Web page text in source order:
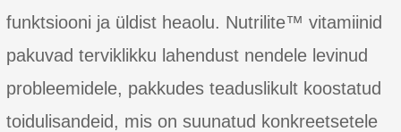
funktsiooni ja üldist heaolu. Nutrilite™ vitamiinid
pakuvad terviklikku lahendust nendele levinud
probleemidele, pakkudes teaduslikult koostatud
toidulisandeid, mis on suunatud konkreetsetele